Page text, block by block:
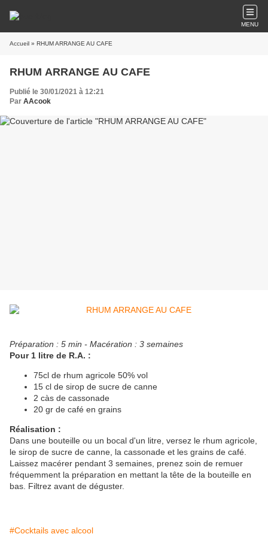
MENU
Accueil » RHUM ARRANGE AU CAFE
RHUM ARRANGE AU CAFE
Publié le 30/01/2021 à 12:21
Par AAcook
Préparation : 5 min - Macération : 3 semaines
Pour 1 litre de R.A. :
75cl de rhum agricole 50% vol
15 cl de sirop de sucre de canne
2 càs de cassonade
20 gr de café en grains
Réalisation :
Dans une bouteille ou un bocal d'un litre, versez le rhum agricole,
le sirop de sucre de canne, la cassonade et les grains de café.
Laissez macérer pendant 3 semaines, prenez soin de remuer
fréquemment la préparation en mettant la tête de la bouteille en
bas. Filtrez avant de déguster.
#Cocktails avec alcool